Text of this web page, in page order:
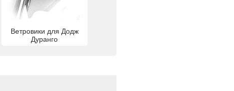
Ветровики для Додж
Дуранго